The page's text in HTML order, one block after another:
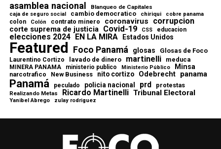
asamblea nacional Blanqueo de Capitales
caja de seguro social cambio democratico chiriqui cobre panama
colon Colón contrato minero coronavirus corrupcion
corte suprema de justicia Covid-19 CSS educacion
elecciones 2024 EN LA MIRA Estados Unidos
Featured Foco Panamá glosas Glosas de Foco
Laurentino Cortizo lavado de dinero martinelli meduca
MINERA PANAMA ministerio publico Ministerio Público Minsa
narcotrafico New Business nito cortizo Odebrecht panama
Panamá peculado policia nacional prd protestas
Realizando Metas Ricardo Martinelli Tribunal Electoral
Yanibel Abrego zulay rodriguez